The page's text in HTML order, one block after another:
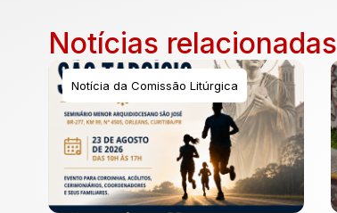
Notícias relacionadas
Notícia da Comissão Litúrgica